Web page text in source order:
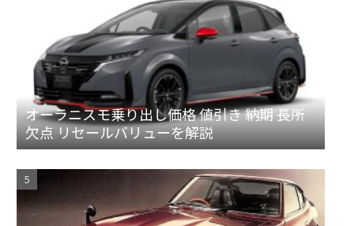
オーラニスモ乗り出し価格 値引き 納期 長所
欠点 リセールバリューを解説